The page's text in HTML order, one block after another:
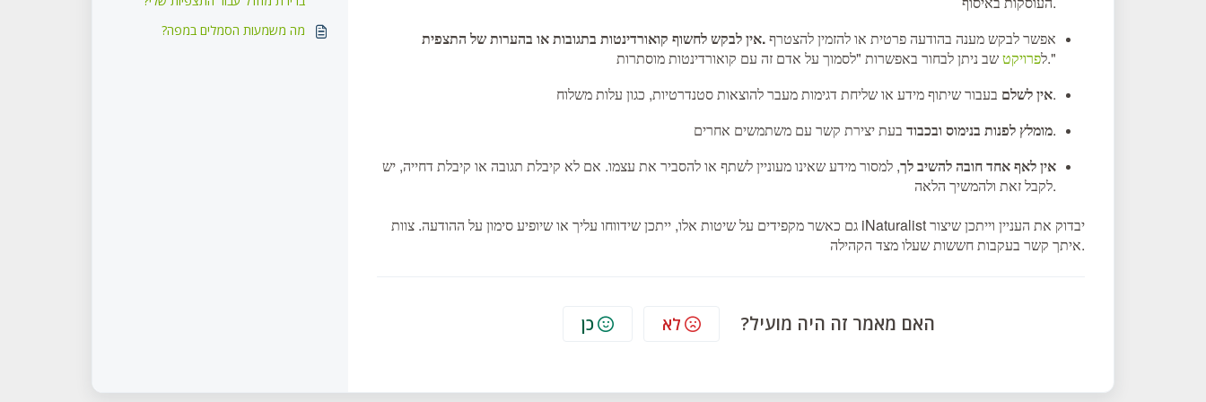
אין לבקש לחשוף קואורדינטות בתגובות או בהערות של התצפית.אפשר לבקש מענה בהודעה פרטית או להזמין להצטרף
לפרויקט שב ניתן לבחור באפשרות "לסמוך על אדם זה עם קואורדינטות מוסתרות."
אין לשלםבעבור שיתוף מידע או שליחת דגימות מעבר להוצאות סטנדרטיות, כגון עלות משלוח.
מומלץ לפנות בנימוס ובכבודבעת יצירת קשר עם משתמשים אחרים.
אין לאף אחד חובה להשיב לך, למסור מידע שאינו מעוניין לשתף או להסביר את עצמו. אם לא קיבלת תגובה או קיבלת דחייה, יש
לקבל זאת ולהמשיך הלאה.
גם כאשר מקפידים על שיטות אלו, ייתכן שידווחו עליך או שיופיע סימון על ההודעה. צוות iNaturalist יבדוק את העניין וייתכן שיצור
איתך קשר בעקבות חששות שעלו מצד הקהילה.
האם מאמר זה היה מועיל? לא כן
מה משמעות הסמלים במפה?